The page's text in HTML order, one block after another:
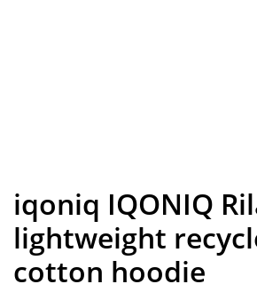
iqoniq IQONIQ
lightweight
cotton hoodie